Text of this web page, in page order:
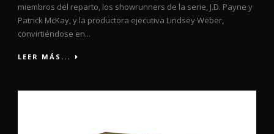
miembros del reparto, los showrunners de la serie, J.D. Payne y
Patrick McKay, y la productora ejecutiva Lindsey Weber,
convirtiéndose en...
LEER MÁS...